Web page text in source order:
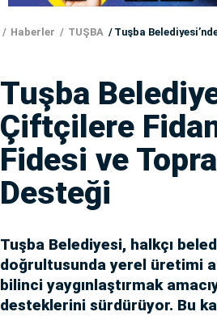
Haberler TUŞBA Tuşba Belediyesi’nden Çiftçilere Fidan, Sebze
Tuşba
Çiftçilere
Fidesi ve
Desteği
Tuşba Belediyesi, halkçı
doğrultusunda yerel üretimi
bilinci yaygınlaştırmak
desteklerini sürdürüyor. Bu